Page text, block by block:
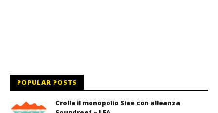
POPULAR POSTS
Crolla il monopolio Siae con alleanza